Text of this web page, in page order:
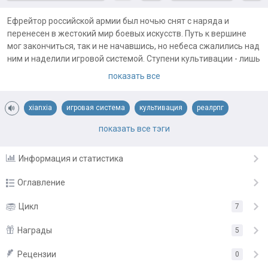
Ефрейтор российской армии был ночью снят с наряда и
перенесен в жестокий мир боевых искусств. Путь к вершине
мог закончиться, так и не начавшись, но небеса сжалились над
ним и наделили игровой системой. Ступени культивации - лишь
Автор тупой. Ознакомление с творчеством грозит понижением
показать все
xianxia игровая система культивация реалрпг
показать все тэги
Информация и статистика
Оглавление
Глава 1 16.11.21
Глава 2 16.11.21
Глава 3 16.11.21
Цикл 7
Награды 5
«Спасибо за ваш труд!»
Рецензии 0